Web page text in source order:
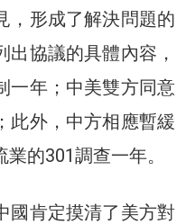
，形成了解決問題的
協議的具體內容，
一年；中美雙方同意
此外，中方相應暫緩
的301調查一年。
國肯定摸清了美方對